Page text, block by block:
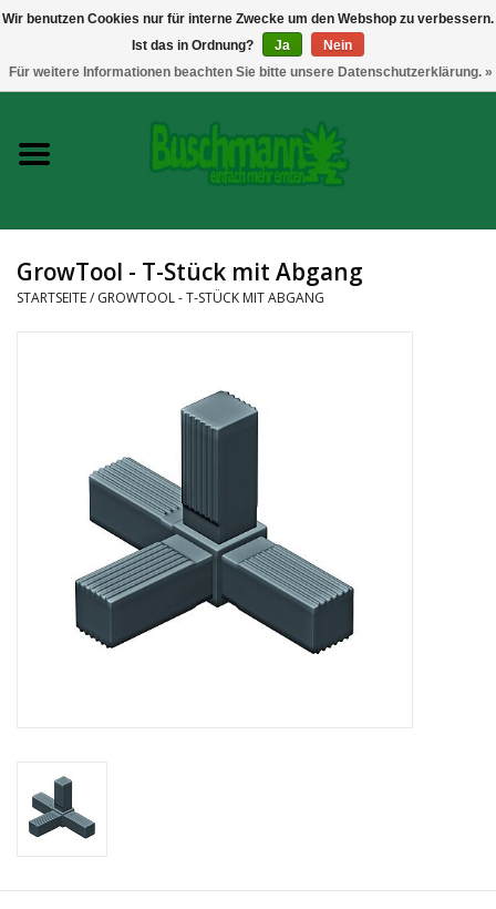
Growshop
Messtechnik
Headshop
GrowTool - T-Stück mit Abgang
STARTSEITE/ GROWTOOL - T-STÜCK MIT ABGANG
Wir benutzen Cookies nur für interne Zwecke um den Webshop zu verbessern.
Ist das in Ordnung?
Ja
Nein
Für weitere Informationen beachten Sie bitte unsere Datenschutzerklärung. »